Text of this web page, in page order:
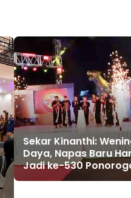
Sekar Kinanthi:
Daya, Napas Baru
Jadi ke-530